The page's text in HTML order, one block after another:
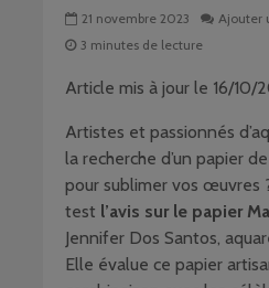
21 novembre 2023
Ajouter
3 minutes de lecture
Article mis à jour le 16/10/
Artistes et passionnés
la recherche d’un papier
pour sublimer vos œuvres
test l’avis sur le papier
Jennifer Dos Santos,
Elle évalue ce papier